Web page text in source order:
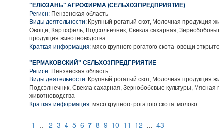
"ЕЛЮЗАНЬ" АГРОФИРМА (СЕЛЬХОЗПРЕДПРИЯТИЕ)
Регион: Пензенская область
Виды деятельности: Крупный рогатый скот, Молочная продукция
Овощи, Картофель, Подсолнечник, Свекла сахарная,
продукция животноводства
Краткая информация: мясо крупного рогатого скота, овощи
"ЕРМАКОВСКИЙ" СЕЛЬХОЗПРЕДПРИЯТИЕ
Регион: Пензенская область
Виды деятельности: Крупный рогатый скот, Молочная продукция
Подсолнечник, Свекла сахарная, Зернобобовые культуры, Мясная
животноводства
Краткая информация: мясо крупного рогатого скота, молоко
1 ... 2 3 4 5 6 7 8 9 10 11 12 ... 43